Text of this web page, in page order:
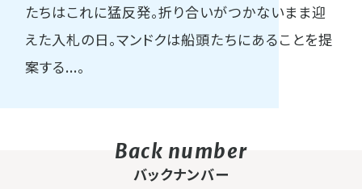
たちはこれに猛反発。折り合いがつかないまま迎
えた入札の日。マンドクは船頭たちにあることを提
案する...。
バックナンバー